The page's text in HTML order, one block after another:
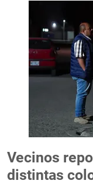
Vecinos
distintas